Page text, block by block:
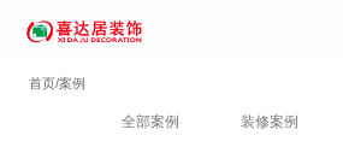
首页/案例
全部案例 装修案例